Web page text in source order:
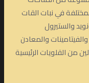
في نبات القات
والستيرول
والمعادن
من القلويات الرئيسية